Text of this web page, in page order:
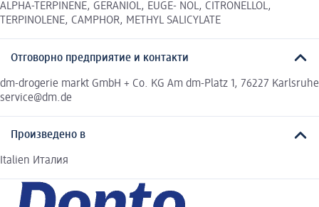
ALPHA-TERPINENE, GERANIOL, EUGE- NOL, CITRONELLOL,
TERPINOLENE, CAMPHOR, METHYL SALICYLATE
Отговорно предприятие и контакти
dm-drogerie markt GmbH + Co. KG Am dm-Platz 1, 76227 Karlsruhe
service@dm.de
Произведено в
Italien Италия